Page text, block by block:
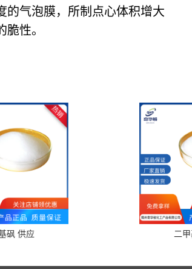
的气泡膜，所制点心体积增大
性。
砜 供应 二